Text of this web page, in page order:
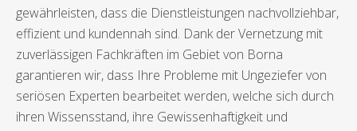
gewährleisten, dass die Dienstleistungen nachvollziehbar,
effizient und kundennah sind. Dank der Vernetzung mit
zuverlässigen Fachkräften im Gebiet von Borna
garantieren wir, dass Ihre Probleme mit Ungeziefer von
seriösen Experten bearbeitet werden, welche sich durch
ihren Wissensstand, ihre Gewissenhaftigkeit und